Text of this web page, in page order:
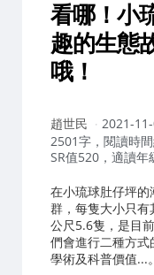
看哪！小
趣的生態
哦！
作
者：
趙世民
2021-11-
2501字，閱讀時
SR值520，適讀年
在小琉球肚仔坪
群，每隻大小只
公尺5.6隻，是目
們會進行二種方
學術及科普價值...。